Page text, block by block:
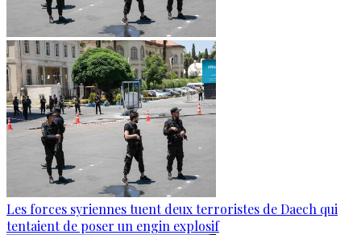
Les forces syriennes tuent deux terroristes de Daech qui
tentaient de poser un engin explosif